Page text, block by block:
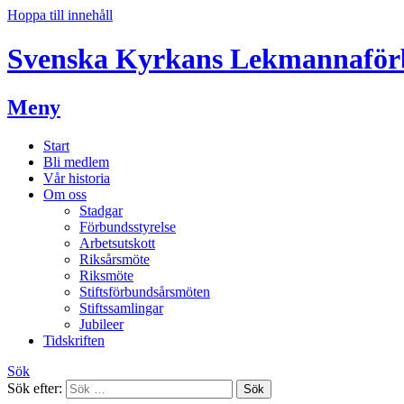
Hoppa till innehåll
Svenska Kyrkans
Meny
Start
Bli medlem
Vår historia
Om oss
Stadgar
Förbundsstyrelse
Arbetsutskott
Riksårsmöte
Riksmöte
Stiftsförbundsårsmöten
Stiftssamlingar
Jubileer
Tidskriften
Sök
Sök efter: